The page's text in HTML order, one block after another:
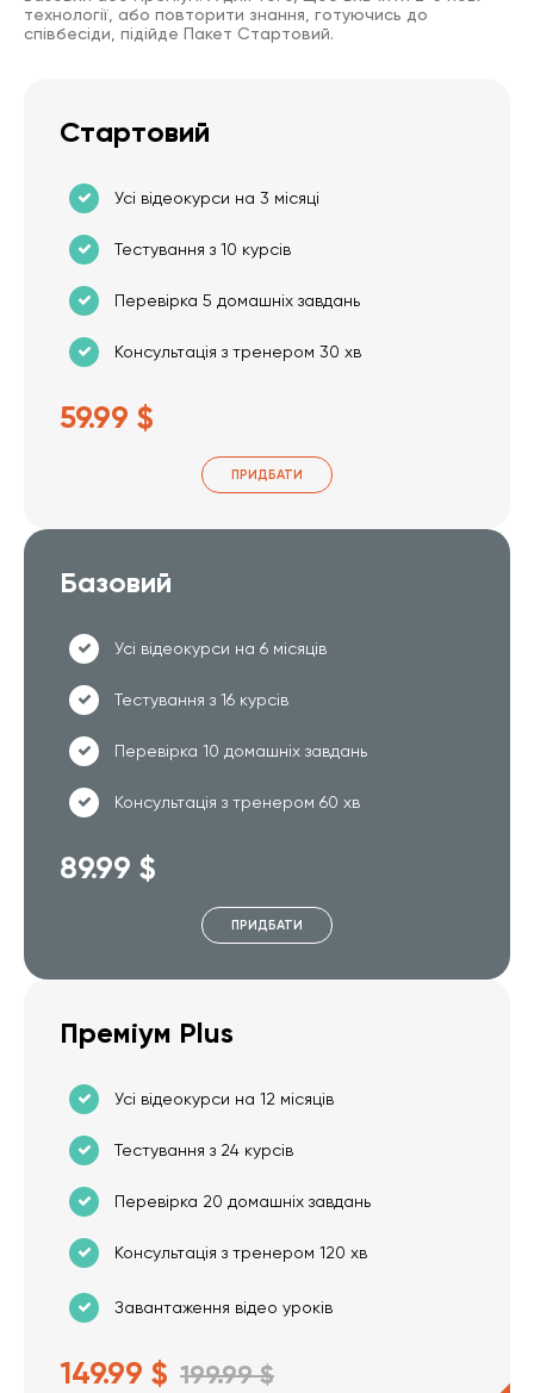
технології, або повторити знання, готуючись до
співбесіди, підійде Пакет Стартовий.
Стартовий
Усі відеокурси на 3 місяці
Тестування з 10 курсів
Перевірка 5 домашніх завдань
Консультація з тренером 30 хв
59.99 $
ПРИДБАТИ
Базовий
Усі відеокурси на 6 місяців
Тестування з 16 курсів
Перевірка 10 домашніх завдань
Консультація з тренером 60 хв
89.99 $
ПРИДБАТИ
Преміум Plus
Усі відеокурси на 12 місяців
Тестування з 24 курсів
Перевірка 20 домашніх завдань
Консультація з тренером 120 хв
Завантаження відео уроків
149.99 $ 199.99 $